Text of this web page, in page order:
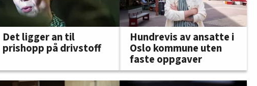
Det ligger an til
prishopp på drivstoff
Hundrevis av ansatte i
Oslo kommune uten
faste oppgaver